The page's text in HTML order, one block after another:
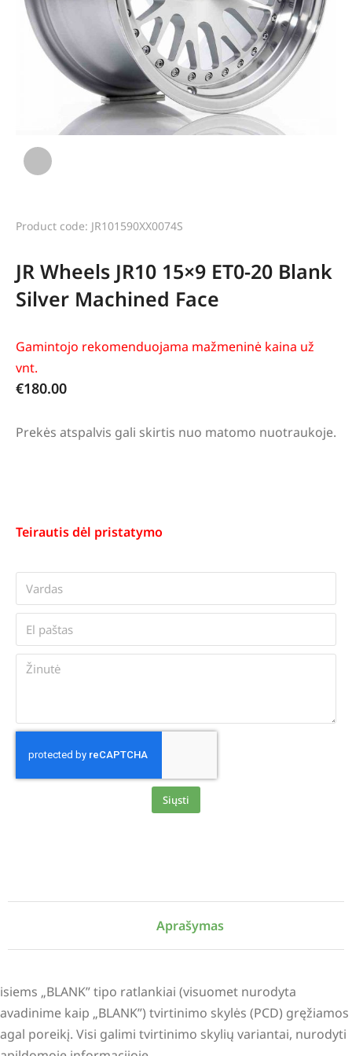
Product code: JR101590XX0074S
JR Wheels JR10 15×9 ET0-20 Blank
Silver Machined Face
Gamintojo rekomenduojama mažmeninė kaina už
vnt.
€180.00
Prekės atspalvis gali skirtis nuo matomo nuotraukoje.
Teirautis dėl pristatymo
Siųsti
Aprašymas
„BLANK” tipo ratlankiai (visuomet nurodyta
kaip „BLANK”) tvirtinimo skylės (PCD) gręžiamos
poreikį. Visi galimi tvirtinimo skylių variantai, nurodyti